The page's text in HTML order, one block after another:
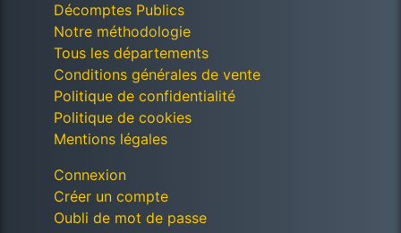
Décomptes Publics
Notre méthodologie
Tous les départements
Conditions générales de vente
Politique de confidentialité
Politique de cookies
Mentions légales
Connexion
Créer un compte
Oubli de mot de passe